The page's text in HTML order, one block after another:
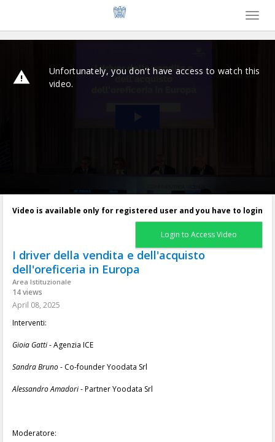
Toggle
Video is available only for registered user and you have to login
Login to Access Video
I driver della vendita e dell'acquisto
dell'oreficeria in Europa
Area Istituzionale
14 views
April 08, 2025
Interventi:
Gioia Gatti- Agenzia ICE
Sandra Bruno- Co-founder Yoodata Srl
Alessandro Amadori- Partner Yoodata Srl
Moderatore: